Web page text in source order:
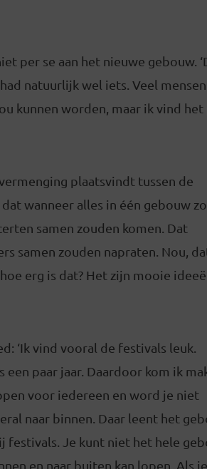
per se aan het nieuwe gebouw.
natuurlijk wel iets. Veel
kunnen worden, maar ik vind het
plaatsvindt tussen de
wanneer alles in één gebouw
samen zouden komen. Dat
samen zouden napraten. Nou,
erg is dat? Het zijn mooie
‘Ik vind vooral de festivals leuk.
een paar jaar. Daardoor kom ik
voor iedereen en word je niet
naar binnen. Daar leent het
festivals. Je kunt niet het hele
en naar buiten kan lopen. Als je